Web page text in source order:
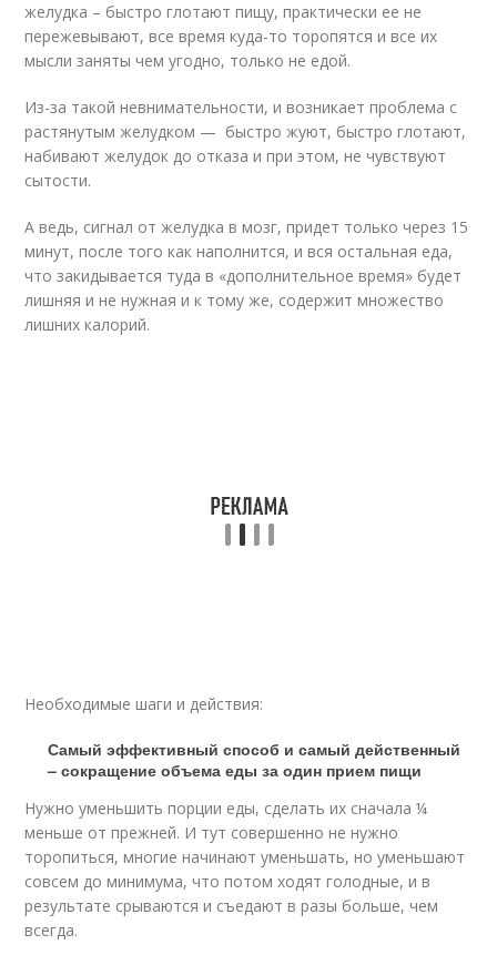
желудка – быстро глотают пищу, практически ее не
пережевывают, все время куда-то торопятся и все их
мысли заняты чем угодно, только не едой.
Из-за такой невнимательности, и возникает проблема с
растянутым желудком — быстро жуют, быстро глотают,
набивают желудок до отказа и при этом, не чувствуют
сытости.
А ведь, сигнал от желудка в мозг, придет только через 15
минут, после того как наполнится, и вся остальная еда,
что закидывается туда в «дополнительное время» будет
лишняя и не нужная и к тому же, содержит множество
лишних калорий.
Необходимые шаги и действия:
Самый эффективный способ и самый действенный
– сокращение объема еды за один прием пищи
Нужно уменьшить порции еды, сделать их сначала ¼
меньше от прежней. И тут совершенно не нужно
торопиться, многие начинают уменьшать, но уменьшают
совсем до минимума, что потом ходят голодные, и в
результате срываются и съедают в разы больше, чем
всегда.